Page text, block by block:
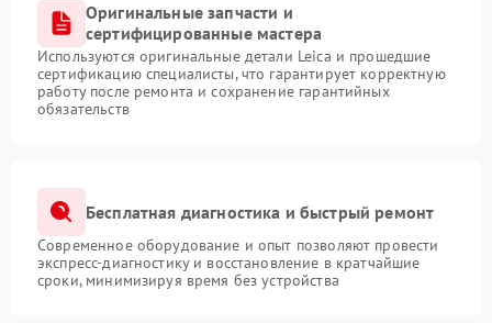
Оригинальные запчасти и
сертифицированные мастера
Используются оригинальные детали Leica и прошедшие
сертификацию специалисты, что гарантирует корректную
работу после ремонта и сохранение гарантийных
обязательств
Бесплатная диагностика и быстрый ремонт
Современное оборудование и опыт позволяют провести
экспресс-диагностику и восстановление в кратчайшие
сроки, минимизируя время без устройства